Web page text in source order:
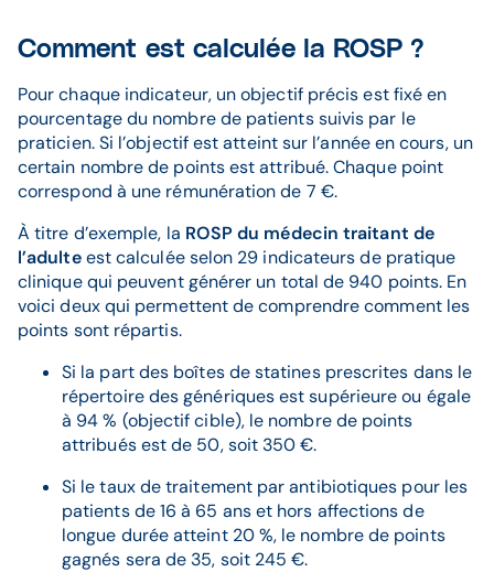
Comment est calculée la ROSP ?
Pour chaque indicateur, un objectif précis est fixé en
pourcentage du nombre de patients suivis par le
praticien. Si l’objectif est atteint sur l’année en cours, un
certain nombre de points est attribué. Chaque point
correspond à une rémunération de 7 €.
À titre d’exemple, la ROSP du médecin traitant de
l’adulteest calculée selon 29 indicateurs de pratique
clinique qui peuvent générer un total de 940 points. En
voici deux qui permettent de comprendre comment les
points sont répartis.
Si la part des boîtes de statines prescrites dans le
répertoire des génériques est supérieure ou égale
à 94 % (objectif cible), le nombre de points
attribués est de 50, soit 350 €.
Si le taux de traitement par antibiotiques pour les
patients de 16 à 65 ans et hors affections de
longue durée atteint 20 %, le nombre de points
gagnés sera de 35, soit 245 €.